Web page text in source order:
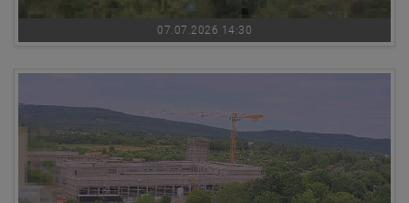
07.07.2026 14:30